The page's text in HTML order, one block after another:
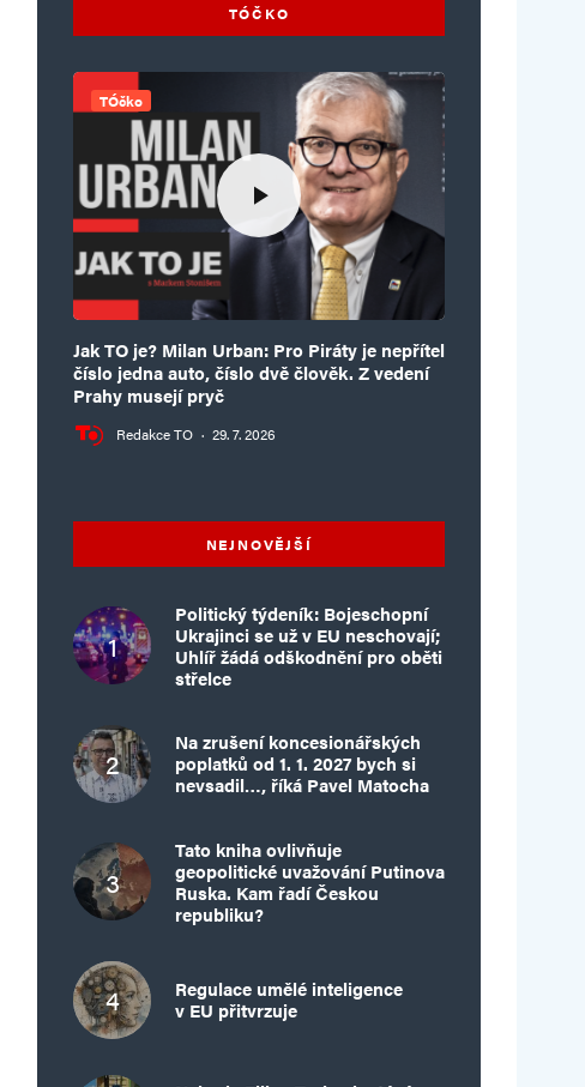
TÓČKO
TÓčko
Jak TO je? Milan Urban: Pro Piráty je nepřítel
číslo jedna auto, číslo dvě člověk. Z vedení
Prahy musejí pryč
Redakce TO · 29. 7. 2026
NEJNOVĚJŠÍ
Politický týdeník: Bojeschopní
Ukrajinci se už v EU neschovají;
Uhlíř žádá odškodnění pro oběti
střelce
Na zrušení koncesionářských
poplatků od 1. 1. 2027 bych si
nevsadil…, říká Pavel Matocha
Tato kniha ovlivňuje
geopolitické uvažování Putinova
Ruska. Kam řadí Českou
republiku?
Regulace umělé inteligence
v EU přitvrzuje